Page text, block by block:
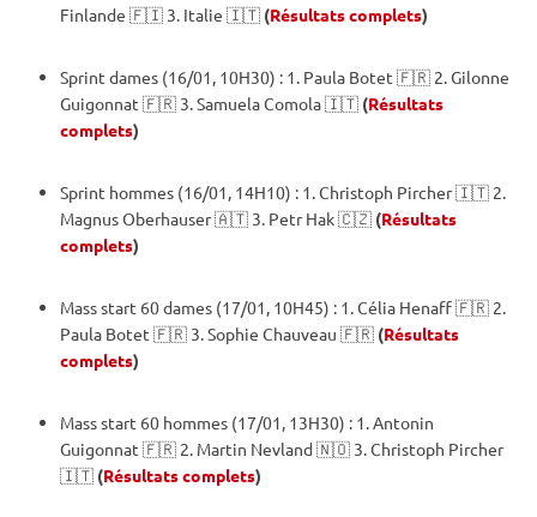
Finlande 🇫🇮 3. Italie 🇮🇹 (Résultats complets)
Sprint dames (16/01, 10H30) : 1. Paula Botet 🇫🇷 2. Gilonne
Guigonnat 🇫🇷 3. Samuela Comola 🇮🇹 (Résultats
complets)
Sprint hommes (16/01, 14H10) : 1. Christoph Pircher 🇮🇹 2.
Magnus Oberhauser 🇦🇹 3. Petr Hak 🇨🇿 (Résultats
complets)
Mass start 60 dames (17/01, 10H45) : 1. Célia Henaff 🇫🇷 2.
Paula Botet 🇫🇷 3. Sophie Chauveau 🇫🇷 (Résultats
complets)
Mass start 60 hommes (17/01, 13H30) : 1. Antonin
Guigonnat 🇫🇷 2. Martin Nevland 🇳🇴 3. Christoph Pircher
🇮🇹 (Résultats complets)